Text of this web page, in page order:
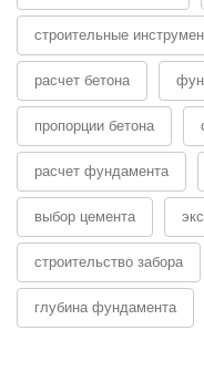
строительные
расчет бетона
пропорции бетона
расчет фундамента
выбор цемента
строительство забора
глубина фундамента